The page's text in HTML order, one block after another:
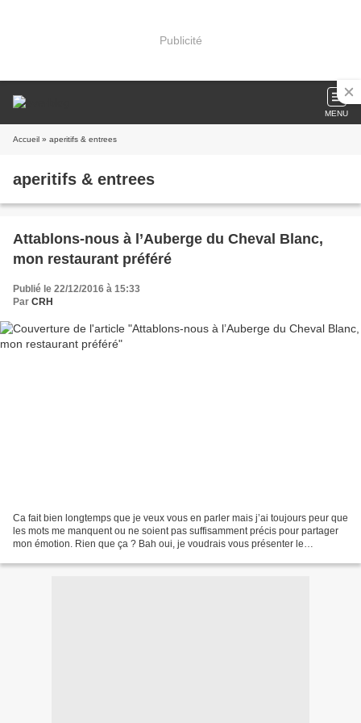
Publicité
MENU
Accueil » aperitifs & entrees
aperitifs & entrees
Attablons-nous à l’Auberge du Cheval Blanc,
mon restaurant préféré
Publié le 22/12/2016 à 15:33
Par CRH
Ca fait bien longtemps que je veux vous en parler mais j’ai toujours peur que
les mots me manquent ou ne soient pas suffisamment précis pour partager
mon émotion. Rien que ça ? Bah oui, je voudrais vous présenter le